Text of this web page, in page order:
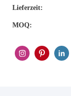
Lieferzeit:
MOQ: